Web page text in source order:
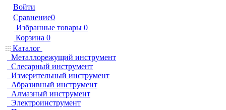
Войти
Сравнение0
Избранные товары 0
Корзина 0
Каталог
Металлорежущий инструмент
Слесарный инструмент
Измерительный инструмент
Абразивный инструмент
Алмазный инструмент
Электроинструмент